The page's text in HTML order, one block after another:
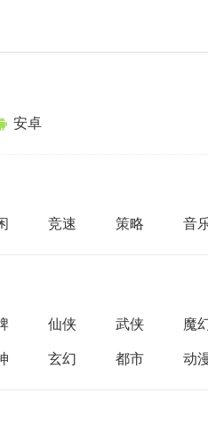
安卓
竞速 策略 音
仙侠 武侠 魔
玄幻 都市 动